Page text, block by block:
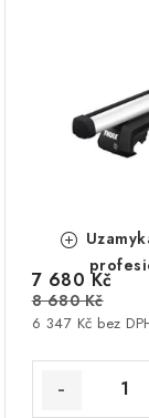
6 347 Kč bez
7 680 Kč
8 680 Kč